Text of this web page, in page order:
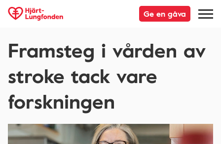
Ge en gåva
Framsteg i vården av
stroke tack vare
forskningen